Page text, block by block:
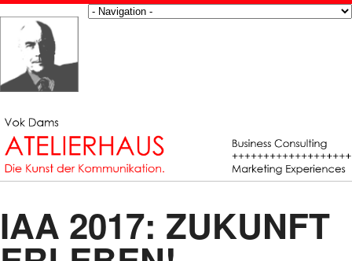
IAA 2017: ZUKUNFT